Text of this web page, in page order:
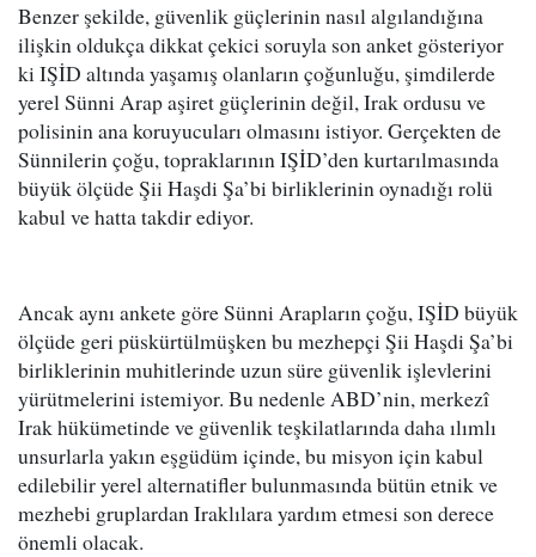
Benzer şekilde, güvenlik güçlerinin nasıl algılandığına
ilişkin oldukça dikkat çekici soruyla son anket gösteriyor
ki IŞİD altında yaşamış olanların çoğunluğu, şimdilerde
yerel Sünni Arap aşiret güçlerinin değil, Irak ordusu ve
polisinin ana koruyucuları olmasını istiyor. Gerçekten de
Sünnilerin çoğu, topraklarının IŞİD’den kurtarılmasında
büyük ölçüde Şii Haşdi Şa’bi birliklerinin oynadığı rolü
kabul ve hatta takdir ediyor.
Ancak aynı ankete göre Sünni Arapların çoğu, IŞİD büyük
ölçüde geri püskürtülmüşken bu mezhepçi Şii Haşdi Şa’bi
birliklerinin muhitlerinde uzun süre güvenlik işlevlerini
yürütmelerini istemiyor. Bu nedenle ABD’nin, merkezî
Irak hükümetinde ve güvenlik teşkilatlarında daha ılımlı
unsurlarla yakın eşgüdüm içinde, bu misyon için kabul
edilebilir yerel alternatifler bulunmasında bütün etnik ve
mezhebi gruplardan Iraklılara yardım etmesi son derece
önemli olacak.